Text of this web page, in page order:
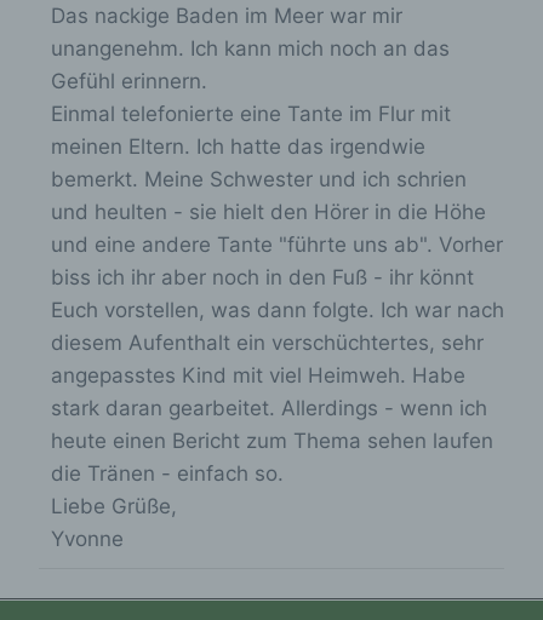
Das nackige Baden im Meer war mir
unangenehm. Ich kann mich noch an das
Gefühl erinnern.
Einmal telefonierte eine Tante im Flur mit
meinen Eltern. Ich hatte das irgendwie
bemerkt. Meine Schwester und ich schrien
und heulten - sie hielt den Hörer in die Höhe
und eine andere Tante "führte uns ab". Vorher
biss ich ihr aber noch in den Fuß - ihr könnt
Euch vorstellen, was dann folgte. Ich war nach
diesem Aufenthalt ein verschüchtertes, sehr
angepasstes Kind mit viel Heimweh. Habe
stark daran gearbeitet. Allerdings - wenn ich
heute einen Bericht zum Thema sehen laufen
die Tränen - einfach so.
Liebe Grüße,
Yvonne
Pseudonymisierung ist die Verarbeitung
personenbezogener Daten in einer Weise,
auf welche die personenbezogenen Daten
ohne Hinzuziehung zusätzlicher
Informationen nicht mehr einer spezifischen
betroffenen Person zugeordnet werden
können, sofern diese zusätzlichen
Informationen gesondert aufbewahrt werden
und technischen und organisatorischen
Maßnahmen unterliegen, die gewährleisten,
dass die personenbezogenen Daten nicht
einer identifizierten oder identifizierbaren
natürlichen Person zugewiesen werden.
g) Verantwortlicher oder für die
Verarbeitung Verantwortlicher
Verantwortlicher oder für die Verarbeitung
Verantwortlicher ist die natürliche oder
juristische Person, Behörde, Einrichtung
oder andere Stelle, die allein oder
und Mittel der Verarbeitung von